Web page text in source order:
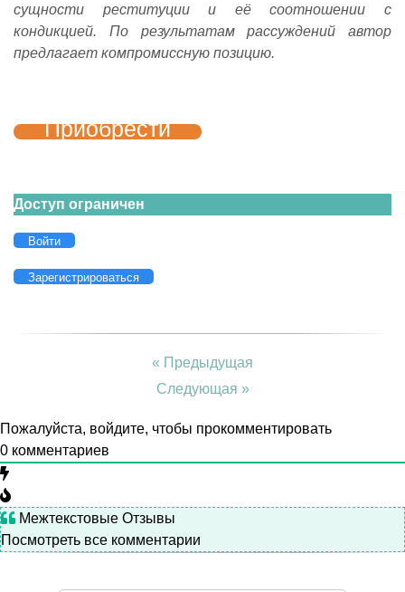
сущности реституции и её соотношении с
кондикцией. По результатам рассуждений автор
предлагает компромиссную позицию.
Приобрести
Доступ ограничен
Войти
Зарегистрироваться
« Предыдущая
Следующая »
Пожалуйста, войдите, чтобы прокомментировать
0 комментариев
Межтекстовые Отзывы
Посмотреть все комментарии